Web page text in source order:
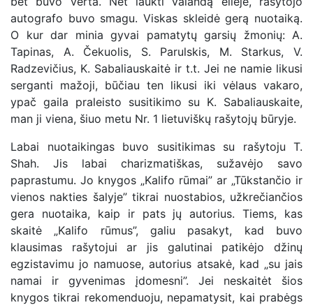
autografo buvo smagu. Viskas skleidė gerą nuotaiką.
O kur dar minia gyvai pamatytų garsių žmonių: A.
Tapinas, A. Čekuolis, S. Parulskis, M. Starkus, V.
Radzevičius, K. Sabaliauskaitė ir t.t. Jei ne namie likusi
serganti mažoji, būčiau ten likusi iki vėlaus vakaro,
ypač gaila praleisto susitikimo su K. Sabaliauskaite,
man ji viena, šiuo metu Nr. 1 lietuviškų rašytojų būryje.
Labai nuotaikingas buvo susitikimas su rašytoju T.
Shah. Jis labai charizmatiškas, sužavėjo savo
paprastumu. Jo knygos „Kalifo rūmai” ar „Tūkstančio ir
vienos nakties šalyje” tikrai nuostabios, užkrečiančios
gera nuotaika, kaip ir pats jų autorius. Tiems, kas
skaitė „Kalifo rūmus”, galiu pasakyt, kad buvo
klausimas rašytojui ar jis galutinai patikėjo džinų
egzistavimu jo namuose, autorius atsakė, kad „su jais
namai ir gyvenimas įdomesni”. Jei neskaitėt šios
knygos tikrai rekomenduoju, nepamatysit, kai prabėgs